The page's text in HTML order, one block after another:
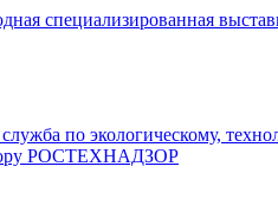
специализированная